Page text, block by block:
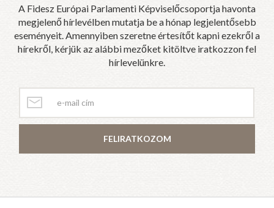
A Fidesz Európai Parlamenti Képviselőcsoportja havonta
megjelenő hírlevélben mutatja be a hónap legjelentősebb
eseményeit. Amennyiben szeretne értesítőt kapni ezekről a
hírekről, kérjük az alábbi mezőket kitöltve iratkozzon fel
hírlevelünkre.
FELIRATKOZOM